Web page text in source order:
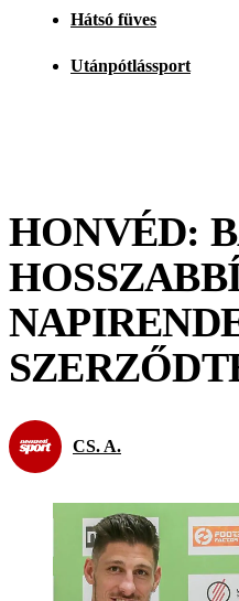
Hátsó füves
Utánpótlássport
HONVÉD:
CS. A.